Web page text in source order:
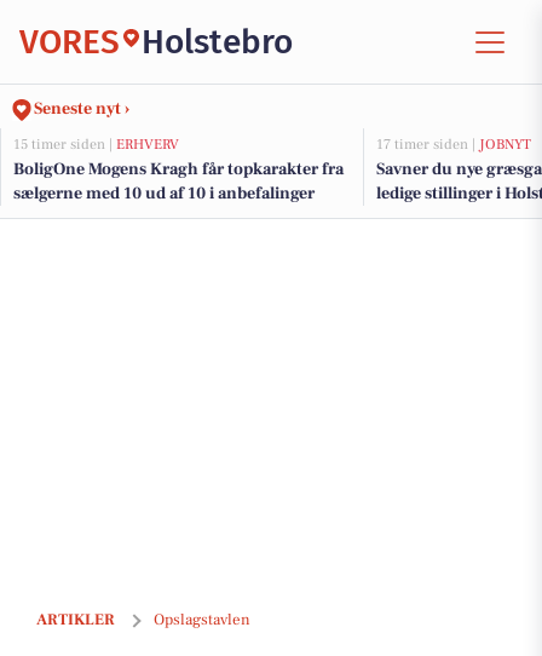
VORES Holstebro
Seneste nyt ›
15 timer siden | ERHVERV
BoligOne Mogens Kragh får topkarakter fra
sælgerne med 10 ud af 10 i anbefalinger
17 timer siden | JOBNYT
Savner du nye
ledige stillinger i
ARTIKLER Opslagstavlen
Nyt fra COMBI FRISØREN, MIN KØBMAND I ASP, Brandsborgs